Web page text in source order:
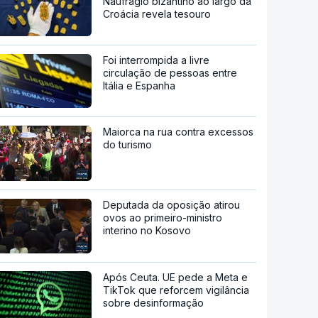
Croácia revela tesouro
Foi interrompida a livre
circulação de pessoas entre
Itália e Espanha
Maiorca na rua contra excessos
do turismo
Deputada da oposição atirou
ovos ao primeiro-ministro
interino no Kosovo
Após Ceuta. UE pede a Meta e
TikTok que reforcem vigilância
sobre desinformação